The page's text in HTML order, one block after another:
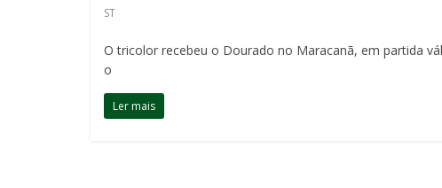
ST
O tricolor recebeu o Dourado no Maracanã, em partida
o
Ler mais